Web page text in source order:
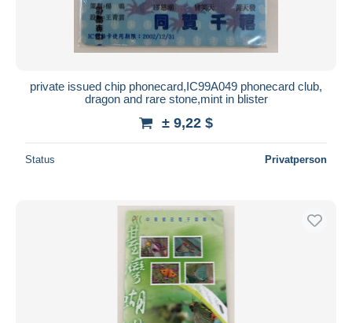
private issued chip phonecard,IC99A049 phonecard club,
dragon and rare stone,mint in blister
± 9,22 $
Status Privatperson